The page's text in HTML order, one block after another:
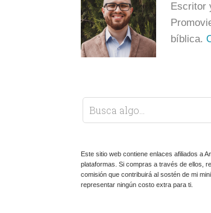
Escritor
bíblica.
Este sitio web contiene enlaces afiliados a
plataformas. Si compras a través de ellos,
comisión que contribuirá al sostén de mi
representar ningún costo extra para ti.